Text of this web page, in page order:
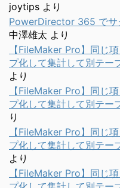
joytips より
PowerDirector 365 でサ
中澤雄太 より
【FileMaker Pro】同じ
プ化して集計して別テー
より
【FileMaker Pro】同じ
プ化して集計して別テー
り
【FileMaker Pro】同じ
プ化して集計して別テー
より
【FileMaker Pro】同じ